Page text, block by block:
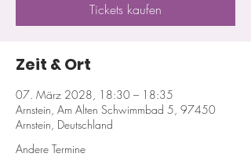
Tickets kaufen
Zeit & Ort
07. März 2028, 18:30 – 18:35
Arnstein, Am Alten Schwimmbad 5, 97450
Arnstein, Deutschland
Andere Termine